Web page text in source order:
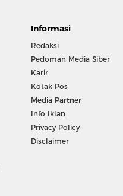
Informasi
Redaksi
Pedoman Media Siber
Karir
Kotak Pos
Media Partner
Info Iklan
Privacy Policy
Disclaimer